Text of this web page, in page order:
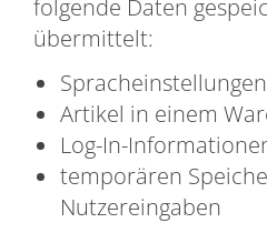
folgende Daten
übermittelt:
Spracheinstellungen
Artikel in einem
Log-In-
temporären
Nutzereingaben